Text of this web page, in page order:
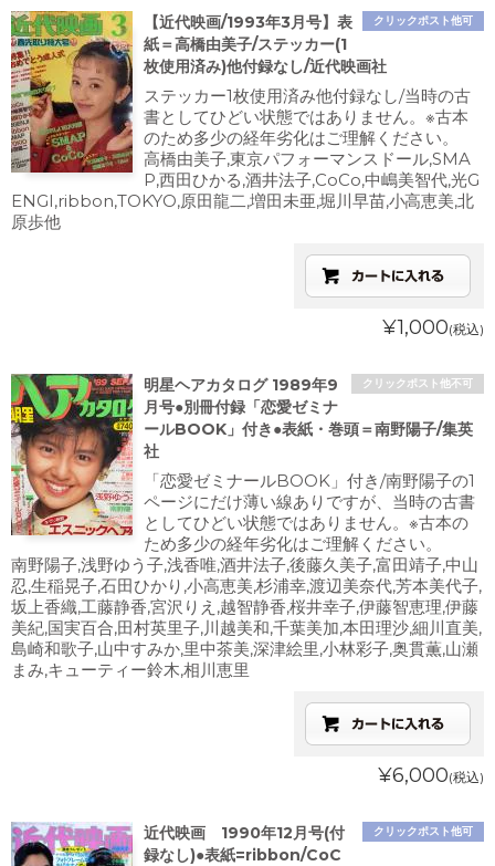
クリックポスト他可
【近代映画/1993年3月号】表
紙＝高橋由美子/ステッカー(1
枚使用済み)他付録なし/近代映画社
ステッカー1枚使用済み他付録なし/当時の古
書としてひどい状態ではありません。※古本
のため多少の経年劣化はご理解ください。
高橋由美子,東京パフォーマンスドール,SMA
P,西田ひかる,酒井法子,CoCo,中嶋美智代,光G
ENGI,ribbon,TOKYO,原田龍二,増田未亜,堀川早苗,小高恵美,北
原歩他
¥1,000(税込)
クリックポスト他不可
明星ヘアカタログ 1989年9
月号●別冊付録「恋愛ゼミナ
ールBOOK」付き●表紙・巻頭＝南野陽子/集英
社
「恋愛ゼミナールBOOK」付き/南野陽子の1
ページにだけ薄い線ありですが、当時の古書
としてひどい状態ではありません。※古本の
ため多少の経年劣化はご理解ください。
南野陽子,浅野ゆう子,浅香唯,酒井法子,後藤久美子,富田靖子,中山
忍,生稲晃子,石田ひかり,小高恵美,杉浦幸,渡辺美奈代,芳本美代子,
坂上香織,工藤静香,宮沢りえ,越智静香,桜井幸子,伊藤智恵理,伊藤
美紀,国実百合,田村英里子,川越美和,千葉美加,本田理沙,細川直美,
島崎和歌子,山中すみか,里中茶美,深津絵里,小林彩子,奥貫薫,山瀬
まみ,キューティー鈴木,相川恵里
¥6,000(税込)
クリックポスト他可
近代映画 1990年12月号(付
録なし)●表紙=ribbon/CoC